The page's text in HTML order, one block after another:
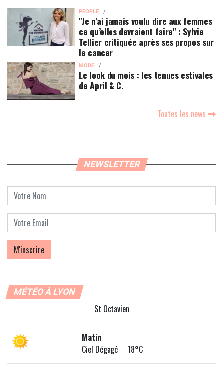
PEOPLE
"Je n’ai jamais voulu dire aux femmes
ce qu’elles devraient faire" : Sylvie
Tellier critiquée après ses propos sur
le cancer
MODE
Le look du mois : les tenues estivales
de April & C.
Toutes les news
NEWSLETTER
MÉTÉO À LYON
St Octavien
Matin
Ciel Dégagé 18°C